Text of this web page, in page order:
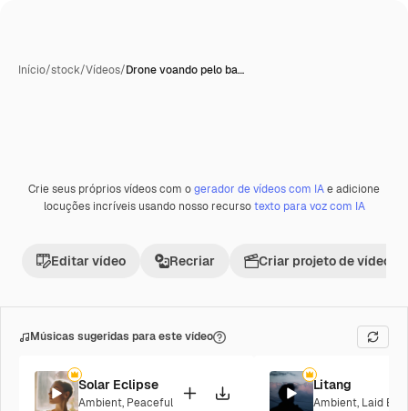
Início/stock/Vídeos/Drone voando pelo ba…
Premium
Crie seus próprios vídeos com ogerador de vídeos com IAe adicione
locuções incríveis usando nosso recursotexto para voz com IA
Editar vídeo Recriar Criar projeto de vídeo
Músicas sugeridas para este vídeo
Solar Eclipse
Ambient, Peaceful
Litang
Ambient, Laid